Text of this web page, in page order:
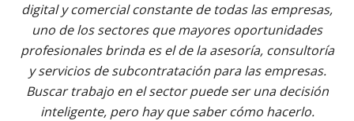
digital y comercial constante de todas las empresas,
uno de los sectores que mayores oportunidades
profesionales brinda es el de la asesoría, consultoría
y servicios de subcontratación para las empresas.
Buscar trabajo en el sector puede ser una decisión
inteligente, pero hay que saber cómo hacerlo.